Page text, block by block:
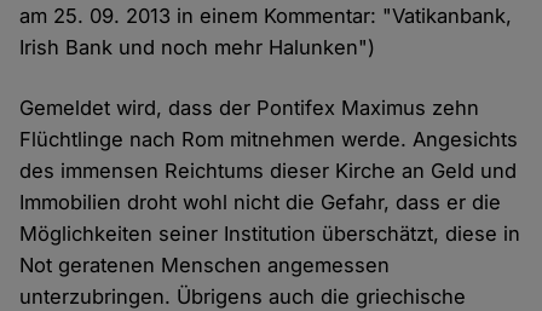
am 25. 09. 2013 in einem Kommentar: "Vatikanbank,
Irish Bank und noch mehr Halunken")
Gemeldet wird, dass der Pontifex Maximus zehn
Flüchtlinge nach Rom mitnehmen werde. Angesichts
des immensen Reichtums dieser Kirche an Geld und
Immobilien droht wohl nicht die Gefahr, dass er die
Möglichkeiten seiner Institution überschätzt, diese in
Not geratenen Menschen angemessen
unterzubringen. Übrigens auch die griechische